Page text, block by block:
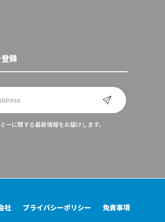
録
ーに関する最新情報をお届けします。
社 プライバシーポリシー 免責事項